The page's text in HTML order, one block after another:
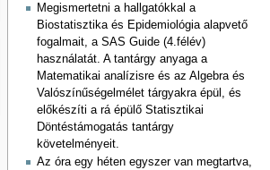
Megismertetni a hallgatókkal a
Biostatisztika és Epidemiológia alapvető
fogalmait, a SAS Guide (4.félév)
használatát. A tantárgy anyaga a
Matematikai analízisre és az Algebra és
Valószínűségelmélet tárgyakra épül, és
előkészíti a rá épülő Statisztikai
Döntéstámogatás tantárgy
követelményeit.
Az óra egy héten egyszer van megtartva,